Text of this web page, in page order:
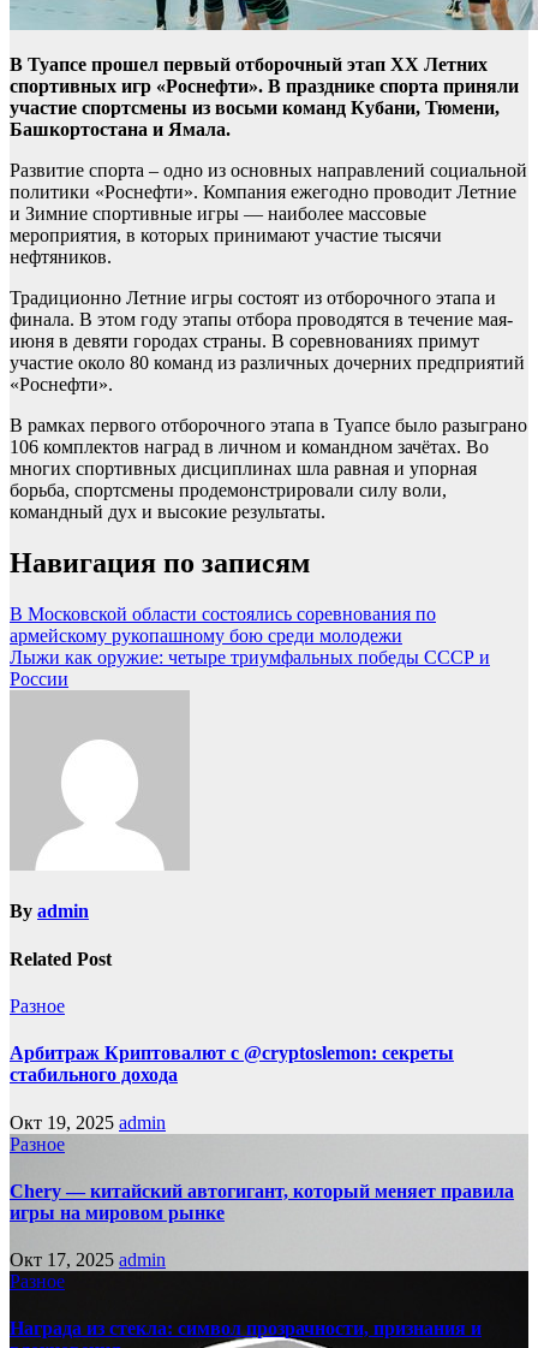
В Туапсе прошел первый отборочный этап ХХ Летних
спортивных игр «Роснефти». В празднике спорта приняли
участие спортсмены из восьми команд Кубани, Тюмени,
Башкортостана и Ямала.
Развитие спорта – одно из основных направлений социальной
политики «Роснефти». Компания ежегодно проводит Летние
и Зимние спортивные игры — наиболее массовые
мероприятия, в которых принимают участие тысячи
нефтяников.
Традиционно Летние игры состоят из отборочного этапа и
финала. В этом году этапы отбора проводятся в течение мая-
июня в девяти городах страны. В соревнованиях примут
участие около 80 команд из различных дочерних предприятий
«Роснефти».
В рамках первого отборочного этапа в Туапсе было разыграно
106 комплектов наград в личном и командном зачётах. Во
многих спортивных дисциплинах шла равная и упорная
борьба, спортсмены продемонстрировали силу воли,
командный дух и высокие результаты.
Навигация по записям
В Московской области состоялись соревнования по
армейскому рукопашному бою среди молодежи
Лыжи как оружие: четыре триумфальных победы СССР и
России
By admin
Related Post
Разное
Арбитраж Криптовалют с @cryptoslemon: секреты
стабильного дохода
Окт 19, 2025 admin
Разное
Chery — китайский автогигант, который меняет правила
игры на мировом рынке
Окт 17, 2025 admin
Разное
Награда из стекла: символ прозрачности, признания и